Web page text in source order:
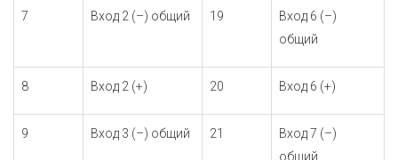
7 Вход 2 (–) общий 19
Вход 6 (–)
общий
8 Вход 2 (+) 20 Вход 6 (+)
9 Вход 3 (–) общий 21
Вход 7 (–)
общий